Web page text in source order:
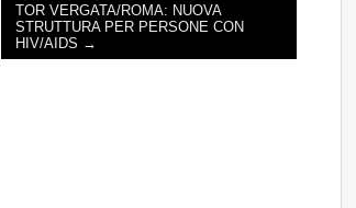
TOR VERGATA/ROMA: NUOVA
STRUTTURA PER PERSONE CON
HIV/AIDS →